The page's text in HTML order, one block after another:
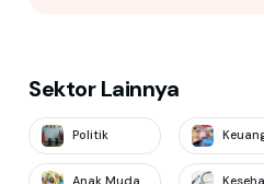
Sektor Lainnya
Politik
Anak Muda